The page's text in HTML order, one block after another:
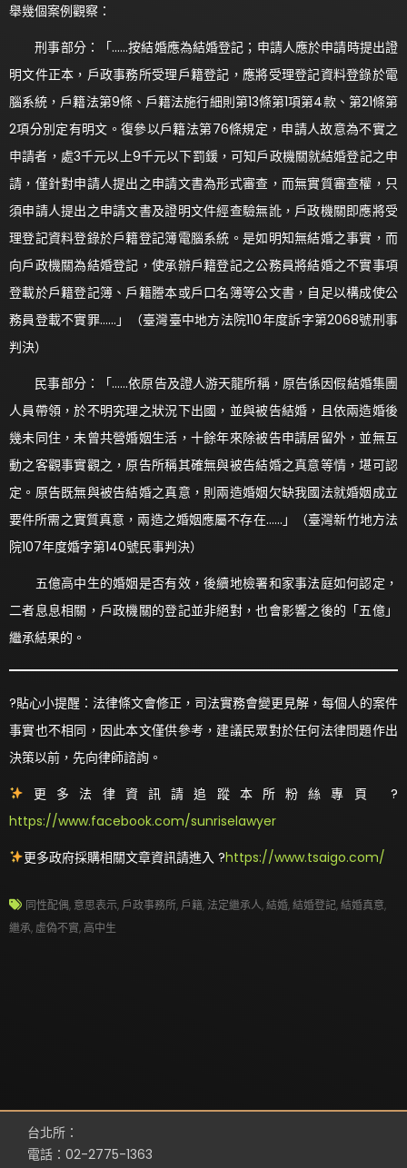
舉幾個案例觀察：
刑事部分：「……按結婚應為結婚登記；申請人應於申請時提出證
明文件正本，戶政事務所受理戶籍登記，應將受理登記資料登錄於電
腦系統，戶籍法第9條、戶籍法施行細則第13條第1項第4款、第21條第
2項分別定有明文。復參以戶籍法第76條規定，申請人故意為不實之
申請者，處3千元以上9千元以下罰鍰，可知戶政機關就結婚登記之申
請，僅針對申請人提出之申請文書為形式審查，而無實質審查權，只
須申請人提出之申請文書及證明文件經查驗無訛，戶政機關即應將受
理登記資料登錄於戶籍登記簿電腦系統。是如明知無結婚之事實，而
向戶政機關為結婚登記，使承辦戶籍登記之公務員將結婚之不實事項
登載於戶籍登記簿、戶籍謄本或戶口名簿等公文書，自足以構成使公
務員登載不實罪……」（臺灣臺中地方法院110年度訴字第2068號刑事
判決）
民事部分：「……依原告及證人游天龍所稱，原告係因假結婚集團
人員帶領，於不明究理之狀況下出國，並與被告結婚，且依兩造婚後
幾未同住，未曾共營婚姻生活，十餘年來除被告申請居留外，並無互
動之客觀事實觀之，原告所稱其確無與被告結婚之真意等情，堪可認
定。原告既無與被告結婚之真意，則兩造婚姻欠缺我國法就婚姻成立
要件所需之實質真意，兩造之婚姻應屬不存在……」（臺灣新竹地方法
院107年度婚字第140號民事判決）
五億高中生的婚姻是否有效，後續地檢署和家事法庭如何認定，
二者息息相關，戶政機關的登記並非絕對，也會影響之後的「五億」
繼承結果的。
?貼心小提醒：法律條文會修正，司法實務會變更見解，每個人的案件
事實也不相同，因此本文僅供參考，建議民眾對於任何法律問題作出
決策以前，先向律師諮詢。
更多法律資訊請追蹤本所粉絲專頁 ?
https://www.facebook.com/sunriselawyer
更多政府採購相關文章資訊請進入 ?https://www.tsaigo.com/
同性配偶, 意思表示, 戶政事務所, 戶籍, 法定繼承人,結婚,結婚登記,結婚真意,
繼承, 虛偽不實, 高中生
台北所：
電話：02-2775-1363